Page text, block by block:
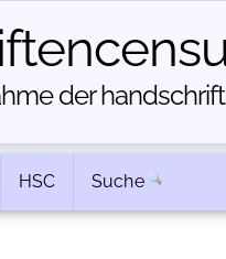
der
HSC Suche